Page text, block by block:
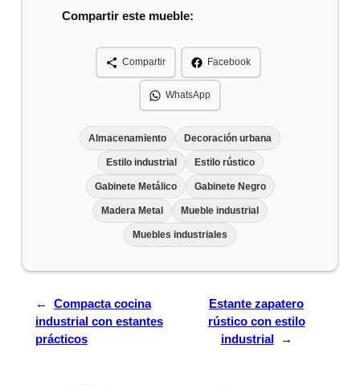
Compartir este mueble:
Compartir Facebook
WhatsApp
Almacenamiento Decoración urbana
Estilo industrial Estilo rústico
Gabinete Metálico Gabinete Negro
Madera Metal Mueble industrial
Muebles industriales
←
Compacta cocina
industrial con estantes
prácticos
Estante zapatero
rústico con estilo
industrial
→